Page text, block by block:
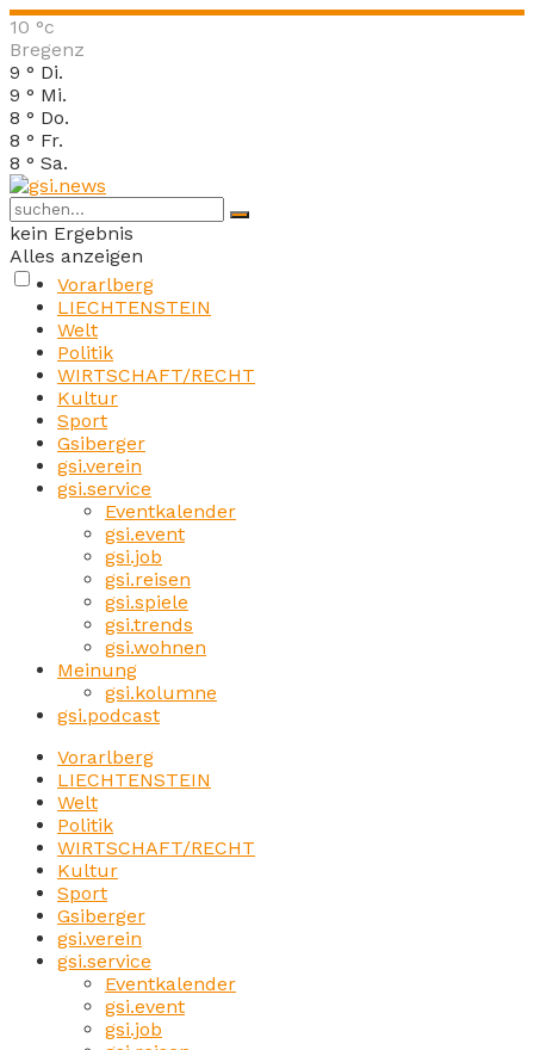
10 °c
Bregenz
9 ° Di.
9 ° Mi.
8 ° Do.
8 ° Fr.
8 ° Sa.
kein Ergebnis
Alles anzeigen
Vorarlberg
LIECHTENSTEIN
Welt
Politik
WIRTSCHAFT/RECHT
Kultur
Sport
Gsiberger
gsi.verein
gsi.service
Eventkalender
gsi.event
gsi.job
gsi.reisen
gsi.spiele
gsi.trends
gsi.wohnen
Meinung
gsi.kolumne
gsi.podcast
Vorarlberg
LIECHTENSTEIN
Welt
Politik
WIRTSCHAFT/RECHT
Kultur
Sport
Gsiberger
gsi.verein
gsi.service
Eventkalender
gsi.event
gsi.job